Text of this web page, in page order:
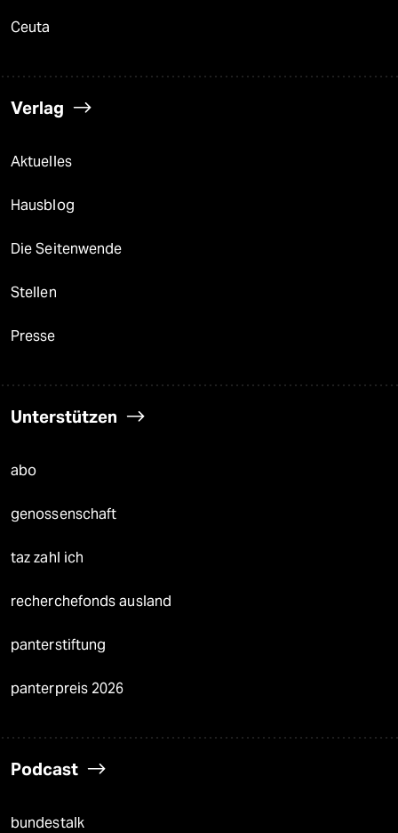
Ceuta
Verlag
Aktuelles
Hausblog
Die Seitenwende
Stellen
Presse
Unterstützen
abo
genossenschaft
taz zahl ich
recherchefonds ausland
panterstiftung
panterpreis 2026
Podcast
bundestalk